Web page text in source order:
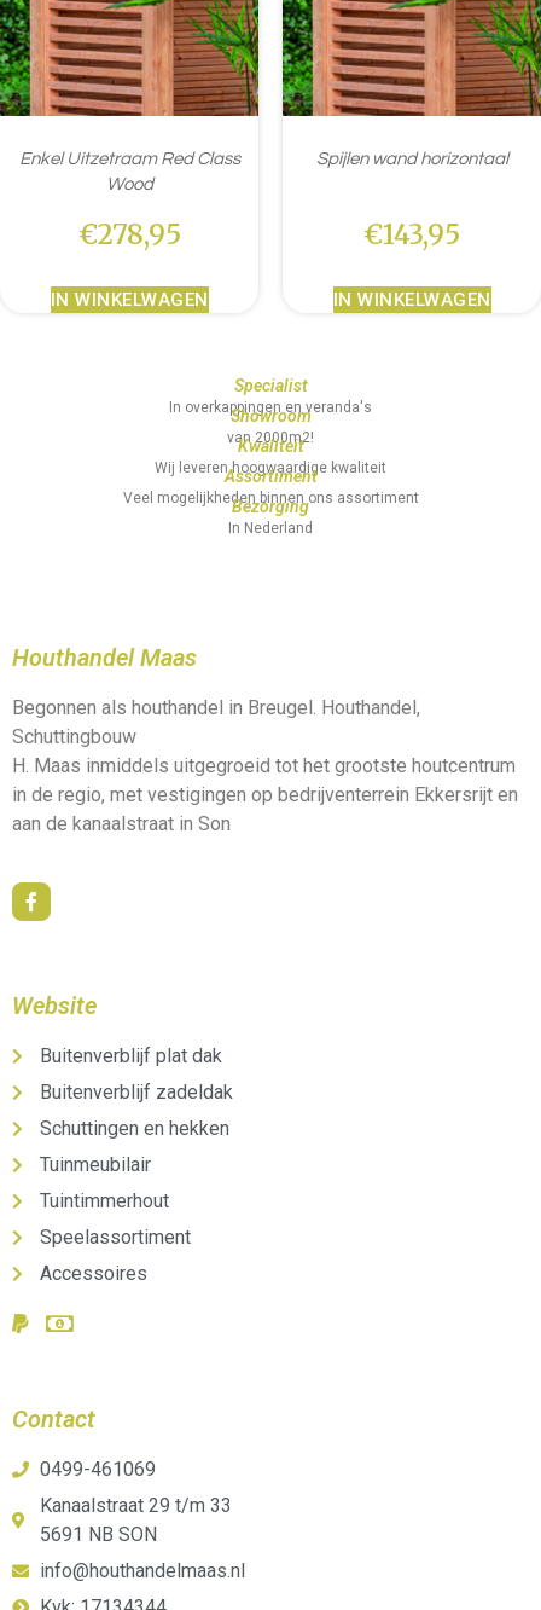
Enkel Uitzetraam Red Class
Wood
€278,95
IN WINKELWAGEN
Spijlen wand horizontaal
€143,95
IN WINKELWAGEN
Specialist
In overkappingen en veranda's
Showroom
van 2000m2!
Kwaliteit
Wij leveren hoogwaardige kwaliteit
Assortiment
Veel mogelijkheden binnen ons assortiment
Bezorging
In Nederland
Houthandel Maas
Begonnen als houthandel in Breugel. Houthandel,
Schuttingbouw
H. Maas inmiddels uitgegroeid tot het grootste houtcentrum
in de regio, met vestigingen op bedrijventerrein Ekkersrijt en
aan de kanaalstraat in Son
Website
Buitenverblijf plat dak
Buitenverblijf zadeldak
Schuttingen en hekken
Tuinmeubilair
Tuintimmerhout
Speelassortiment
Accessoires
Contact
0499-461069
Kanaalstraat 29 t/m 33
5691 NB SON
info@houthandelmaas.nl